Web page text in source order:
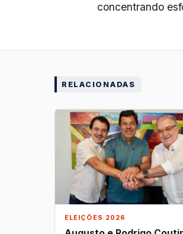
concentrando
RELACIONADAS
ELEIÇÕES 2026